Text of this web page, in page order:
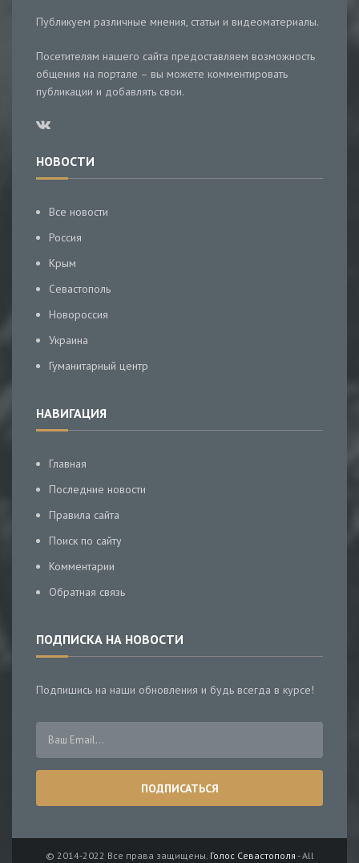
Публикуем различные мнения, статьи и видеоматериалы.
Посетителям нашего сайта предоставляем возможность
общения на портале – вы можете комментировать
публикации и добавлять свои.
НОВОСТИ
Все новости
Россия
Крым
Севастополь
Новороссия
Украина
Гуманитарный центр
НАВИГАЦИЯ
Главная
Последние новости
Правила сайта
Поиск по сайту
Комментарии
Обратная связь
ПОДПИСКА НА НОВОСТИ
Подпишись на наши обновления и будь всегда в курсе!
© 2014-2022 Все права защищены. Голос Севастополя - All